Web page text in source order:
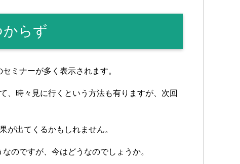
らず
ミナーが多く表示されます。
、時々見に行くという方法も有りますが、次回
が出てくるかもしれません。
のですが、今はどうなのでしょうか。